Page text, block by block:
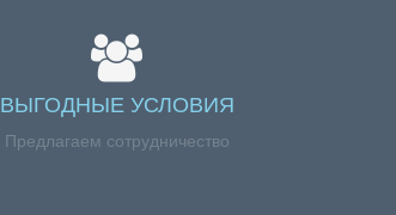
ВЫГОДНЫЕ УСЛОВИЯ
Предлагаем сотрудничество